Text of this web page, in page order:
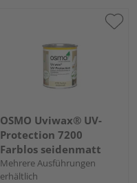
OSMO Uviwax® UV-
Protection 7200
Farblos seidenmatt
Mehrere Ausführungen
erhältlich